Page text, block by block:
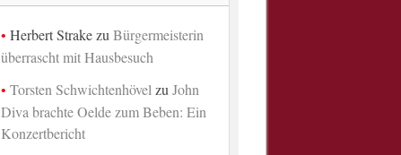
Herbert Strakezu Bürgermeisterin
überrascht mit Hausbesuch
Torsten Schwichtenhövel zu John
Diva brachte Oelde zum Beben: Ein
Konzertbericht